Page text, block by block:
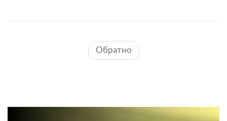
Обратно